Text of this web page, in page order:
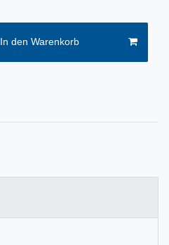
In den Warenkorb